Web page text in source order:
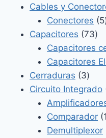
Cables y
Conectores 5
Capacitores 7373
Capacitores
Capacitores
Cerraduras 33
Circuito Integrado
Comparador 1
Demultiplexor